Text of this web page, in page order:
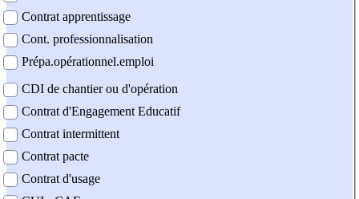
Contrat apprentissage
Cont. professionnalisation
Prépa.opérationnel.emploi
CDI de chantier ou d'opération
Contrat d'Engagement Educatif
Contrat intermittent
Contrat pacte
Contrat d'usage